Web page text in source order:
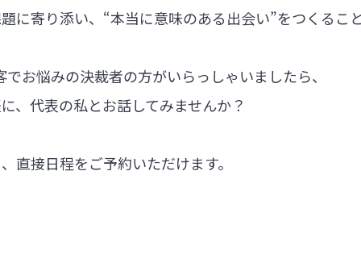
に寄り添い、“本当に意味のある出会い”をつくるこ
お悩みの決裁者の方がいらっしゃいましたら、
、代表の私とお話してみませんか？
直接日程をご予約いただけます。